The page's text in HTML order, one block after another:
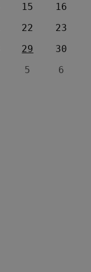
15
16
22
23
29
30
5 6